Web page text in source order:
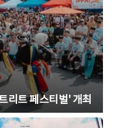
리트 페스티벌' 개최